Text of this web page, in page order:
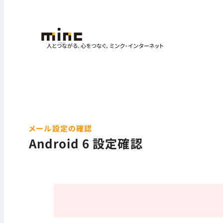
メール設定の確認
Android 6 設定確認